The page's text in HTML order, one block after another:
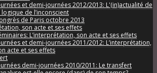
et demi-journées 2012/2013: L'(in)actualité de
logique de l’inconscient
de Paris octobre 2013
son acte et ses effets
L’interprétation, son acte et ses effets
et demi-journées 2011/2012: L’interprétation,
acte et ses effets
demi-journées 2010/2011: Le transfert